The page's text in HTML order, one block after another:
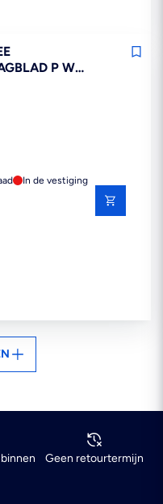
P W
In de vestiging
Geen retourtermijn